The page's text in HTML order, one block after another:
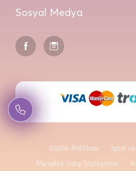
Sosyal Medya
Gizlilik Politikası
İptal
Mesafeli Satış Sözleşmesi